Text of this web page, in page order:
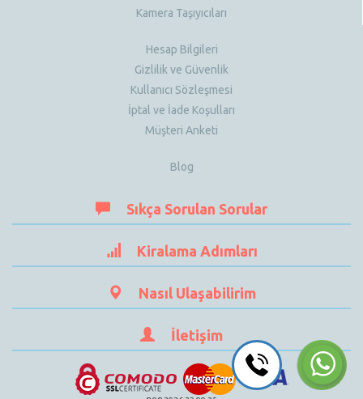
Kamera Taşıyıcıları
Hesap Bilgileri
Gizlilik ve Güvenlik
Kullanıcı Sözleşmesi
İptal ve İade Koşulları
Müşteri Anketi
Blog
Sıkça Sorulan Sorular
Kiralama Adımları
Nasıl Ulaşabilirim
İletişim